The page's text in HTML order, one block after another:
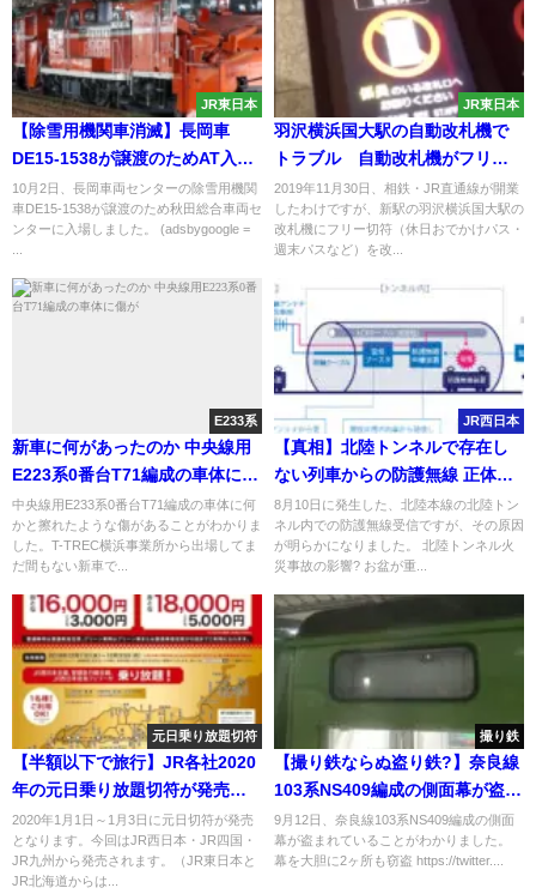
JR東日本
【除雪用機関車消滅】長岡車
DE15-1538が譲渡のためAT入場
回送表に例のメッセージが
10月2日、長岡車両センターの除雪用機関
車DE15-1538が譲渡のため秋田総合車両セ
ンターに入場しました。 (adsbygoogle =
...
JR東日本
羽沢横浜国大駅の自動改札機で
トラブル 自動改札機がフリー
切符を磁気不良にして他の駅の
自動改札機を通れず
2019年11月30日、相鉄・JR直通線が開業
したわけですが、新駅の羽沢横浜国大駅の
改札機にフリー切符（休日おでかけパス・
週末パスなど）を改...
E233系
新車に何があったのか 中央線用
E223系0番台T71編成の車体に傷
が
中央線用E233系0番台T71編成の車体に何
かと擦れたような傷があることがわかりま
した。T-TREC横浜事業所から出場してま
だ間もない新車で...
JR西日本
【真相】北陸トンネルで存在し
ない列車からの防護無線 正体が
明らかに
8月10日に発生した、北陸本線の北陸トン
ネル内での防護無線受信ですが、その原因
が明らかになりました。 北陸トンネル火
災事故の影響? お盆が重...
元日乗り放題切符
【半額以下で旅行】JR各社2020
年の元日乗り放題切符が発売！
通常料金の半額以下で新幹線・
特急に乗れる 値段・使い方・
注意点
2020年1月1日～1月3日に元日切符が発売
となります。今回はJR西日本・JR四国・
JR九州から発売されます。（JR東日本と
JR北海道からは...
撮り鉄
【撮り鉄ならぬ盗り鉄?】奈良線
103系NS409編成の側面幕が盗ま
れる 留置を狙った犯行か
9月12日、奈良線103系NS409編成の側面
幕が盗まれていることがわかりました。
幕を大胆に2ヶ所も窃盗 https://twitter....